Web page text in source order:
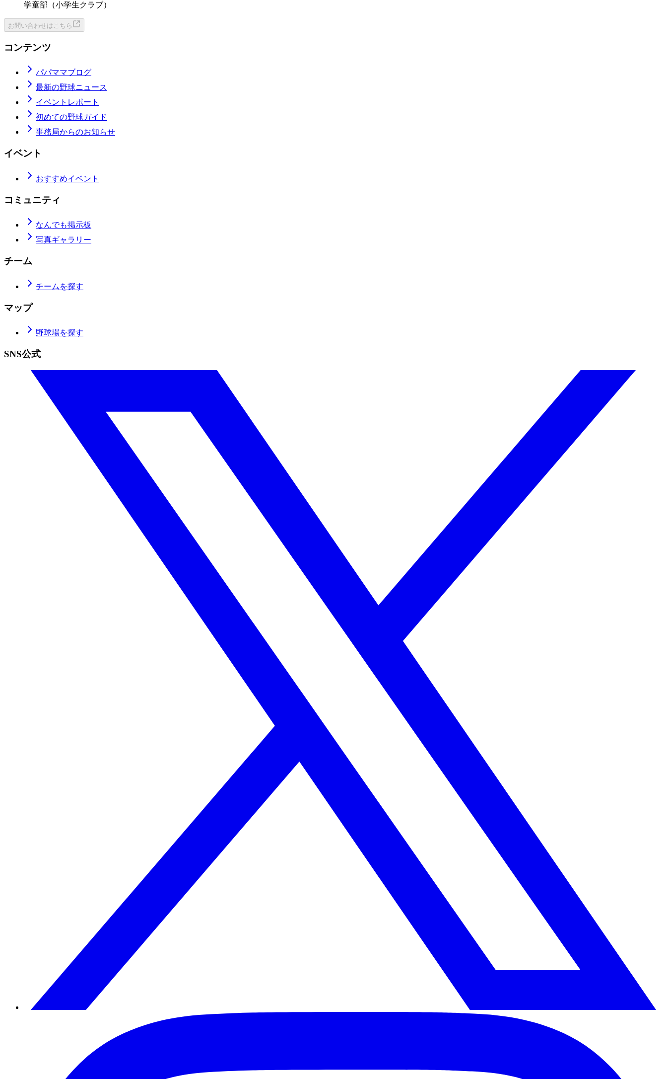
学童部（小学生クラブ）
お問い合わせはこちら
コンテンツ
パパママブログ
最新の野球ニュース
イベントレポート
初めての野球ガイド
事務局からのお知らせ
イベント
おすすめイベント
コミュニティ
なんでも掲示板
写真ギャラリー
チーム
チームを探す
マップ
野球場を探す
SNS公式